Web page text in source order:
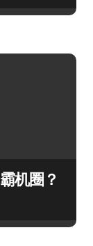
机圈？